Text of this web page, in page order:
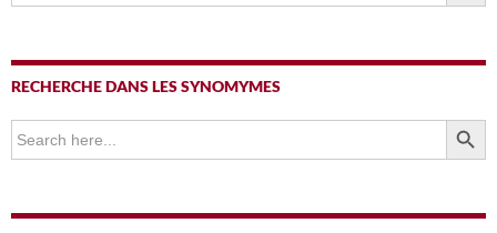
RECHERCHE DANS LES SYNOMYMES
Search
for:
SEARCH